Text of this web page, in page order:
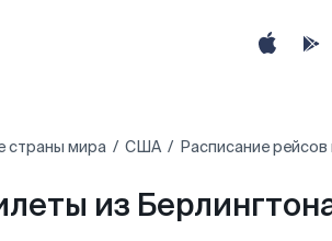
страны мира США Расписание рейсов
из